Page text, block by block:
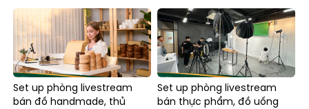
Set up phòng livestream
bán đồ handmade, thủ
Set up phòng livestream
bán thực phẩm, đồ uống